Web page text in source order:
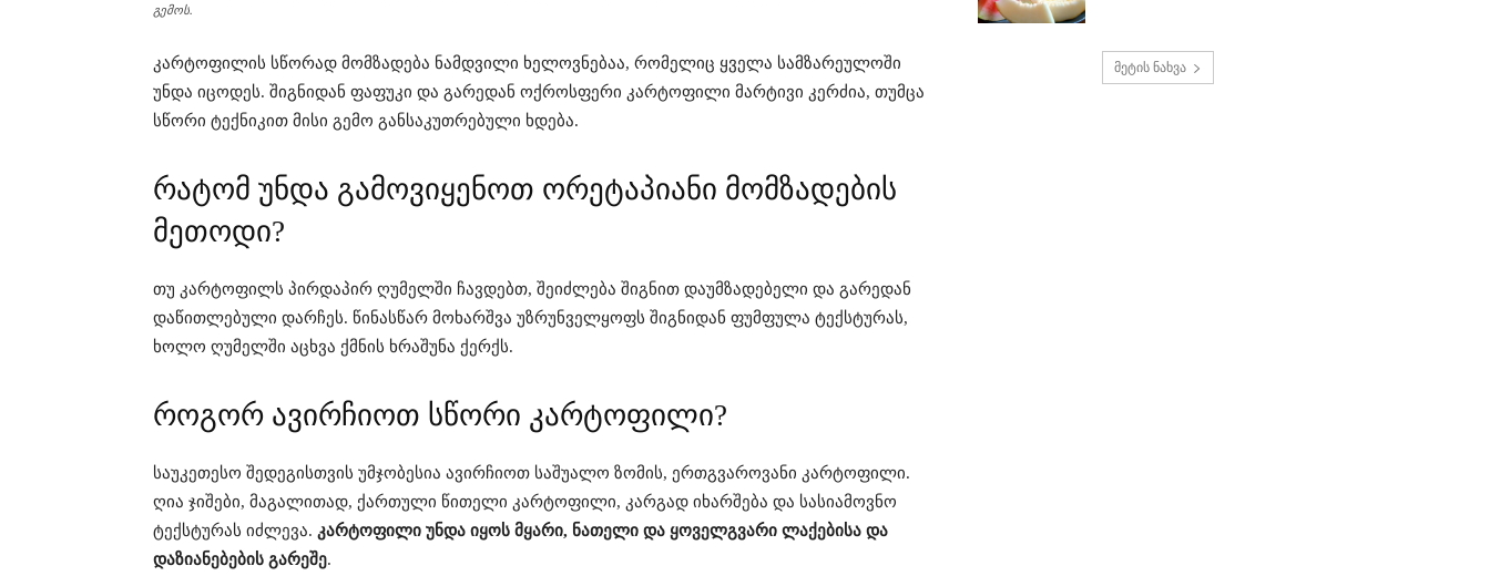
გემოს.
კარტოფილის სწორად მომზადება ნამდვილი ხელოვნებაა, რომელიც ყველა სამზარეულოში
უნდა იცოდეს. შიგნიდან ფაფუკი და გარედან ოქროსფერი კარტოფილი მარტივი კერძია, თუმცა
სწორი ტექნიკით მისი გემო განსაკუთრებული ხდება.
რატომ უნდა გამოვიყენოთ ორეტაპიანი მომზადების
მეთოდი?
თუ კარტოფილს პირდაპირ ღუმელში ჩავდებთ, შეიძლება შიგნით დაუმზადებელი და გარედან
დაწითლებული დარჩეს. წინასწარ მოხარშვა უზრუნველყოფს შიგნიდან ფუმფულა ტექსტურას,
ხოლო ღუმელში აცხვა ქმნის ხრაშუნა ქერქს.
როგორ ავირჩიოთ სწორი კარტოფილი?
საუკეთესო შედეგისთვის უმჯობესია ავირჩიოთ საშუალო ზომის, ერთგვაროვანი კარტოფილი.
ღია ჯიშები, მაგალითად, ქართული წითელი კარტოფილი, კარგად იხარშება და სასიამოვნო
ტექსტურას იძლევა. კარტოფილი უნდა იყოს მყარი, ნათელი და ყოველგვარი ლაქებისა და
დაზიანებების გარეშე.
მეტის ნახვა